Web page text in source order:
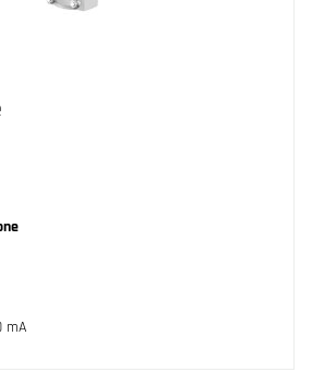
mA